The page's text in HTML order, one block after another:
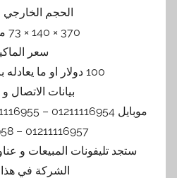
الحجم الخارجي
370 × 140 × 73 مم تقريبي
سعر
100 دولار او ما يعادله بالجنيه المصرى
بيانات الاتصال
01211116957 – 01211116958
ستجد تليفونات المبيعات و
الشركة في هذا